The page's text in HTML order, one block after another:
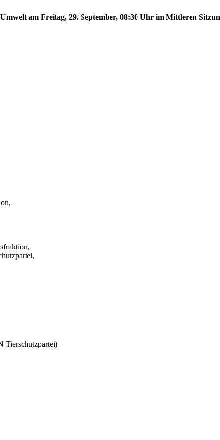
am Freitag, 29. September, 08:30 Uhr im Mittleren
Tierschutzpartei)